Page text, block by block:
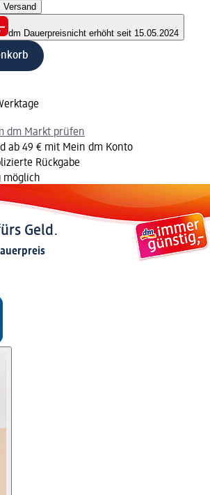
Versand
dm Dauerpreisnicht erhöht seit 15.05.2024
dm Markt prüfen
ab 49 € mit Mein dm Konto
Rückgabe
möglich
Geld.